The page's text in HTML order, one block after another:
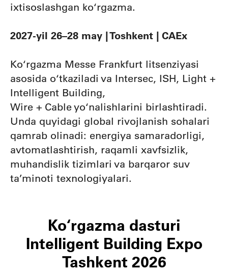
ixtisoslashgan ko‘rgazma.
2027-yil 26–28 may | Toshkent | CAEx
Ko‘rgazma Messe Frankfurt litsenziyasi
asosida o‘tkaziladi va Intersec, ISH, Light +
Intelligent Building,
Wire + Cable yo‘nalishlarini birlashtiradi.
Unda quyidagi global rivojlanish sohalari
qamrab olinadi: energiya samaradorligi,
avtomatlashtirish, raqamli xavfsizlik,
muhandislik tizimlari va barqaror suv
ta’minoti texnologiyalari.
Ko‘rgazma dasturi
Intelligent Building Expo
Tashkent 2026